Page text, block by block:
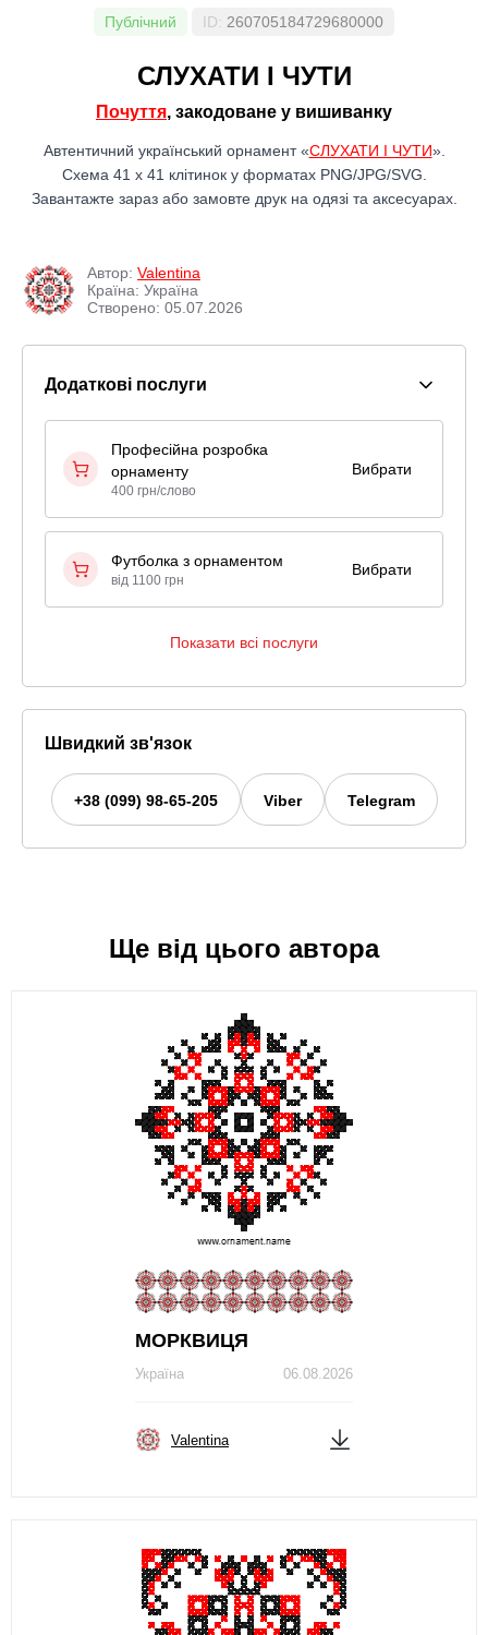
Публічний ID: 260705184729680000
СЛУХАТИ І ЧУТИ
Почуття, закодоване у вишиванку
Автентичний український орнамент «СЛУХАТИ І ЧУТИ».
Схема 41 x 41 клітинок у форматах PNG/JPG/SVG.
Завантажте зараз або замовте друк на одязі та аксесуарах.
Автор: Valentina
Країна: Україна
Створено: 05.07.2026
Додаткові послуги
Професійна розробка
орнаменту
400 грн/слово
Вибрати
Футболка з орнаментом
від 1100 грн
Вибрати
Показати всі послуги
Швидкий зв'язок
+38 (099) 98-65-205 Viber Telegram
Ще від цього автора
МОРКВИЦЯ
06.08.2026
Україна
Valentina